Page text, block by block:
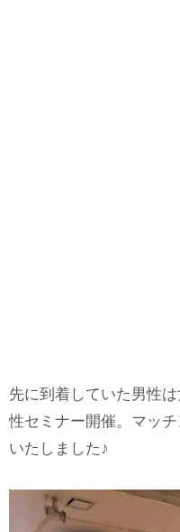
先に到着していた男性
性セミナー開催。マッ
いたしました♪